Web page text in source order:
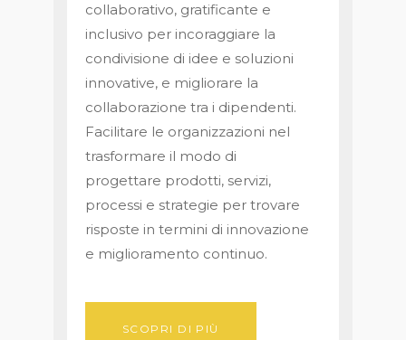
collaborativo, gratificante e
inclusivo per incoraggiare la
condivisione di idee e soluzioni
innovative, e migliorare la
collaborazione tra i dipendenti.
Facilitare le organizzazioni nel
trasformare il modo di
progettare prodotti, servizi,
processi e strategie per trovare
risposte in termini di innovazione
e miglioramento continuo.
SCOPRI DI PIÙ